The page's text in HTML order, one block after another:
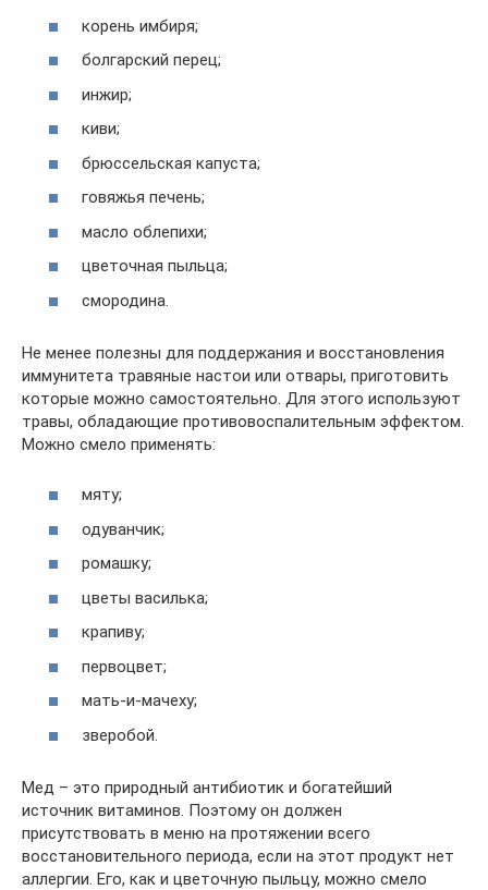
корень имбиря;
болгарский перец;
инжир;
киви;
брюссельская капуста;
говяжья печень;
масло облепихи;
цветочная пыльца;
смородина.
Не менее полезны для поддержания и восстановления
иммунитета травяные настои или отвары, приготовить
которые можно самостоятельно. Для этого используют
травы, обладающие противовоспалительным эффектом.
Можно смело применять:
мяту;
одуванчик;
ромашку;
цветы василька;
крапиву;
первоцвет;
мать-и-мачеху;
зверобой.
Мед – это природный антибиотик и богатейший
источник витаминов. Поэтому он должен
присутствовать в меню на протяжении всего
восстановительного периода, если на этот продукт нет
аллергии. Его, как и цветочную пыльцу, можно смело